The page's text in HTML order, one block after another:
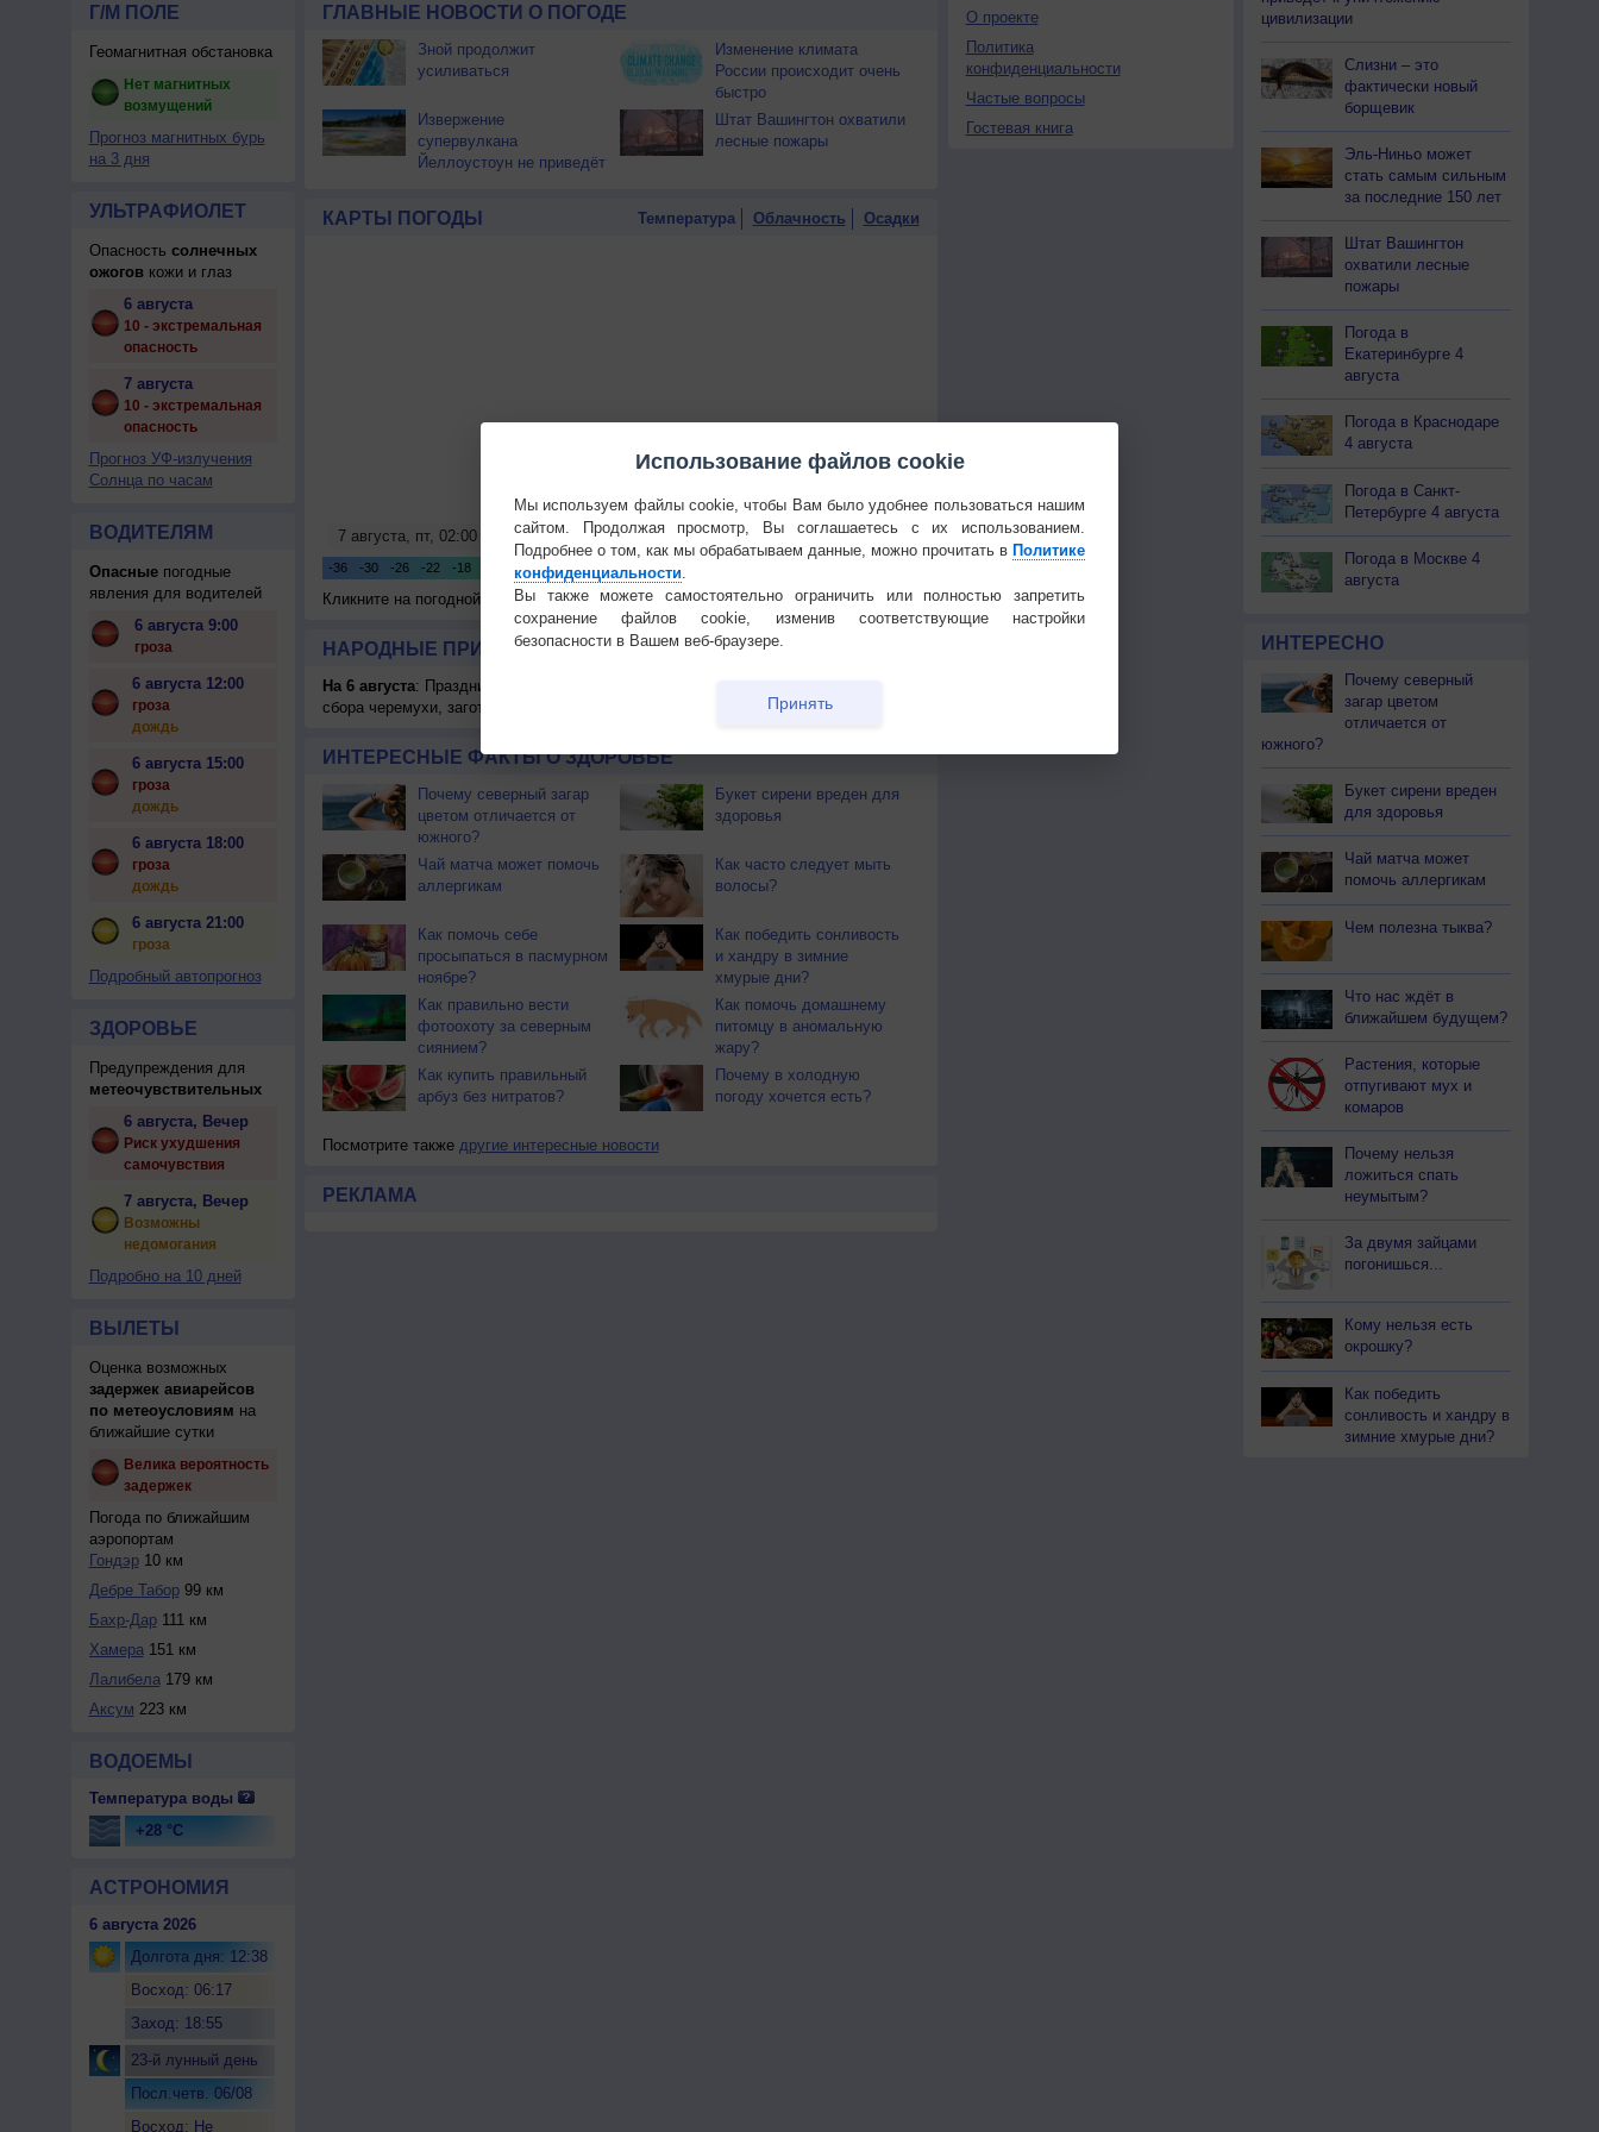
Г/М ПОЛЕ
Геомагнитная обстановка
Нет магнитных
возмущений
Прогноз магнитных бурь
на 3 дня
УЛЬТРАФИОЛЕТ
Опасность солнечных
ожоговкожи и глаз
6 августа
10 - экстремальная
опасность
7 августа
10 - экстремальная
опасность
Прогноз УФ-излучения
Солнца по часам
ВОДИТЕЛЯМ
Опасныепогодные
явления для водителей
6 августа 9:00
гроза
6 августа 12:00
гроза
дождь
6 августа 15:00
гроза
дождь
6 августа 18:00
гроза
дождь
6 августа 21:00
гроза
Подробный автопрогноз
ЗДОРОВЬЕ
Предупреждения для
метеочувствительных
6 августа, Вечер
Риск ухудшения
самочувствия
7 августа, Вечер
Возможны
недомогания
Подробно на 10 дней
ВЫЛЕТЫ
Оценка возможных
задержек авиарейсов
по метеоусловиям на
ближайшие сутки
Велика вероятность
задержек
Погода по ближайшим
аэропортам
Гондэр10 км
Дебре Табор99 км
Бахр-Дар111 км
Хамера151 км
Лалибела179 км
Аксум 223 км
ВОДОЕМЫ
Температура воды
+28 °C
АСТРОНОМИЯ
6 августа 2026
Долгота дня: 12:38
Восход: 06:17
Заход: 18:55
23-й лунный день
Посл.четв. 06/08
Восход: Не
ГЛАВНЫЕ НОВОСТИ О ПОГОДЕ
Зной продолжит
усиливаться
Изменение климата
России происходит очень
быстро
Извержение
супервулкана
Йеллоустоун не приведёт
Штат Вашингтон охватили
лесные пожары
КАРТЫ ПОГОДЫ Температура Облачность Осадки
Кликните на погодной карте для получения подробных данных
НАРОДНЫЕ ПРИМЕТЫ И ПРАЗДНИКИ
На 6 августа: Праздник жатвы. Почти повсеместно поспел хлеб. Наступает пора
сбора черемухи, заготавливают березовые веники.
ИНТЕРЕСНЫЕ ФАКТЫ О ЗДОРОВЬЕ
Почему северный загар
цветом отличается от
южного?
Букет сирени вреден для
здоровья
Чай матча может помочь
аллергикам
Как часто следует мыть
волосы?
Как помочь себе
просыпаться в пасмурном
ноябре?
Как победить сонливость
и хандру в зимние
хмурые дни?
Как правильно вести
фотоохоту за северным
сиянием?
Как помочь домашнему
питомцу в аномальную
жару?
Как купить правильный
арбуз без нитратов?
Почему в холодную
погоду хочется есть?
Посмотрите также другие интересные новости
РЕКЛАМА
О проекте
Политика
конфиденциальности
Частые вопросы
Гостевая книга
цивилизации
Слизни – это
фактически новый
борщевик
Эль-Ниньо может
стать самым сильным
за последние 150 лет
Штат Вашингтон
охватили лесные
пожары
Погода в
Екатеринбурге 4
августа
Погода в Краснодаре
4 августа
Погода в Санкт-
Петербурге 4 августа
Погода в Москве 4
августа
ИНТЕРЕСНО
Почему северный
загар цветом
отличается от
южного?
Букет сирени вреден
для здоровья
Чай матча может
помочь аллергикам
Чем полезна тыква?
Что нас ждёт в
ближайшем будущем?
Растения, которые
отпугивают мух и
комаров
Почему нельзя
ложиться спать
неумытым?
За двумя зайцами
погонишься...
Кому нельзя есть
окрошку?
Как победить
сонливость и хандру в
зимние хмурые дни?
Использование файлов cookie
Мы используем файлы cookie, чтобы Вам было удобнее пользоваться нашим
сайтом. Продолжая просмотр, Вы соглашаетесь с их использованием.
Подробнее о том, как мы обрабатываем данные, можно прочитать в Политике
конфиденциальности.
Вы также можете самостоятельно ограничить или полностью запретить
сохранение файлов cookie, изменив соответствующие настройки
безопасности в Вашем веб-браузере.
Принять